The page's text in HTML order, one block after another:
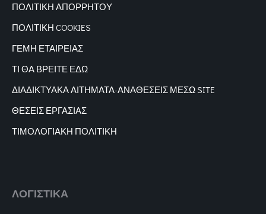
ΠΟΛΙΤΙΚΗ ΑΠΟΡΡΗΤΟΥ
ΠΟΛΙΤΙΚΗ COOKIES
ΓΕΜΗ ΕΤΑΙΡΕΙΑΣ
ΤΙ ΘΑ ΒΡΕΙΤΕ ΕΔΩ
ΔΙΑΔΙΚΤΥΑΚΑΑΙΤΗΜΑΤΑ-ΑΝΑΘΕΣΕΙΣ ΜΕΣΩ SITE
ΘΕΣΕΙΣ ΕΡΓΑΣΙΑΣ
ΤΙΜΟΛΟΓΙΑΚΗ ΠΟΛΙΤΙΚΗ
ΛΟΓΙΣΤΙΚΑ